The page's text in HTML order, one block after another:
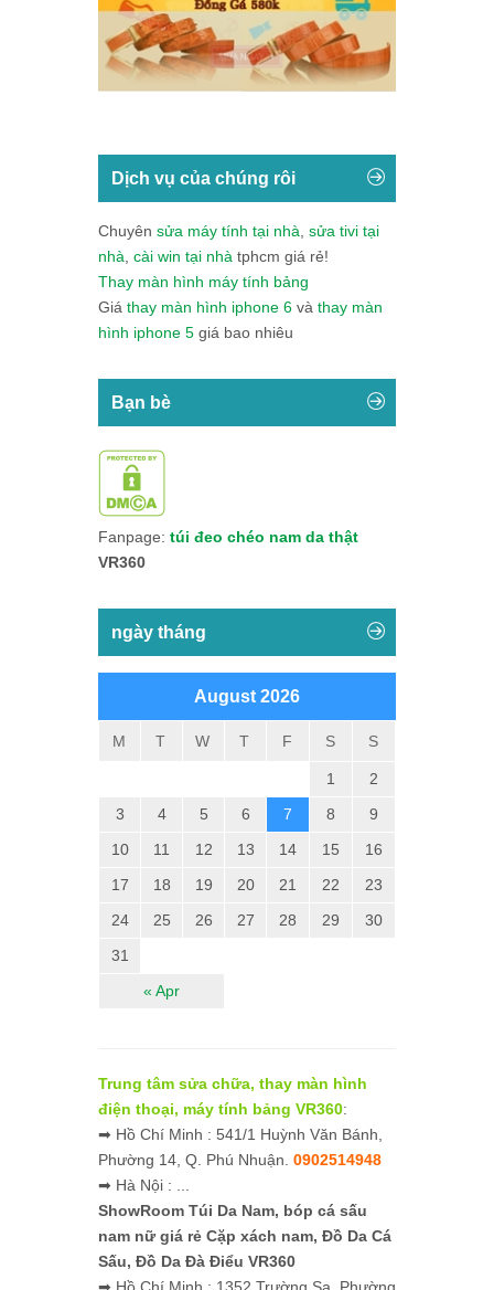
Dịch vụ của chúng rôi
Chuyên sửa máy tính tại nhà sửa tivi tại
nhà cài win tại nhà tphcm giá rẻ!
Thay màn hình máy tính bảng
Giá thay màn hình iphone 6 và thay màn
hình iphone 5 giá bao nhiêu
Bạn bè
Fanpage: túi đeo chéo nam da thật
VR360
ngày tháng
August 2026
M T W T F S S
« Apr
1
2
3
4 5 6 7 8
9
10
11 12 13 14 15
16
17
18 19 20 21 22
23
24
25 26 27 28 29
30
31
Trung tâm sửa chữa, thay màn hình
điện thoại, máy tính bảng VR360:
➡ Hồ Chí Minh : 541/1 Huỳnh Văn Bánh,
Phường 14, Q. Phú Nhuận. 0902514948
➡ Hà Nội : ...
ShowRoom Túi Da Nam, bóp cá sấu
nam nữ giá rẻ Cặp xách nam, Đồ Da Cá
Sấu, Đồ Da Đà Điểu VR360
➡ Hồ Chí Minh : 1352 Trường Sa, Phường